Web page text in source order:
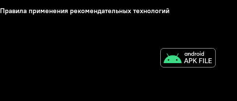
Правила применения рекомендательных технологий